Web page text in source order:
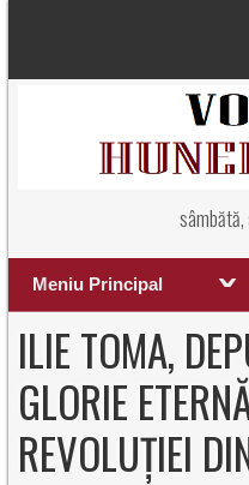
Meniu Principal
ILIE TOMA,
GLORIE
REVOLUȚIEI